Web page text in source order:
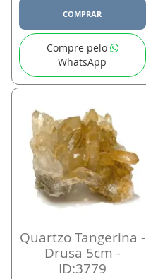
COMPRAR
Compre pelo
WhatsApp
Quartzo Tangerina -
Drusa 5cm -
ID:3779